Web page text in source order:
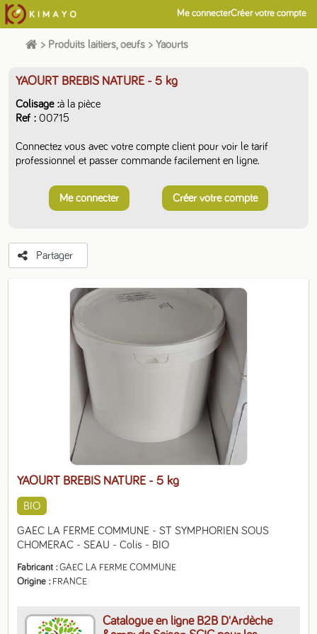
Me connecterCréer votre compte
> Produits laitiers, oeufs > Yaourts
YAOURT BREBIS NATURE - 5 kg
BIO
GAEC LA FERME COMMUNE - ST SYMPHORIEN SOUS
CHOMERAC - SEAU - Colis - BIO
Fabricant
GAEC LA FERME COMMUNE
Origine
FRANCE
Catalogue en ligne B2B D'Ardèche
YAOURT BREBIS NATURE - 5 kg
Colisage à la pièce
Ref
00715
Connectez vous avec votre compte client pour voir le tarif
professionnel et passer commande facilement en ligne.
Me connecter Créer votre compte
Partager